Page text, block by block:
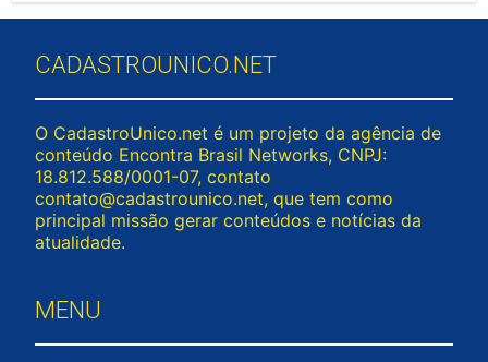
CADASTROUNICO.NET
O CadastroUnico.net é um projeto da agência de
conteúdo Encontra Brasil Networks, CNPJ:
18.812.588/0001-07, contato
contato@cadastrounico.net, que tem como
principal missão gerar conteúdos e notícias da
atualidade.
MENU